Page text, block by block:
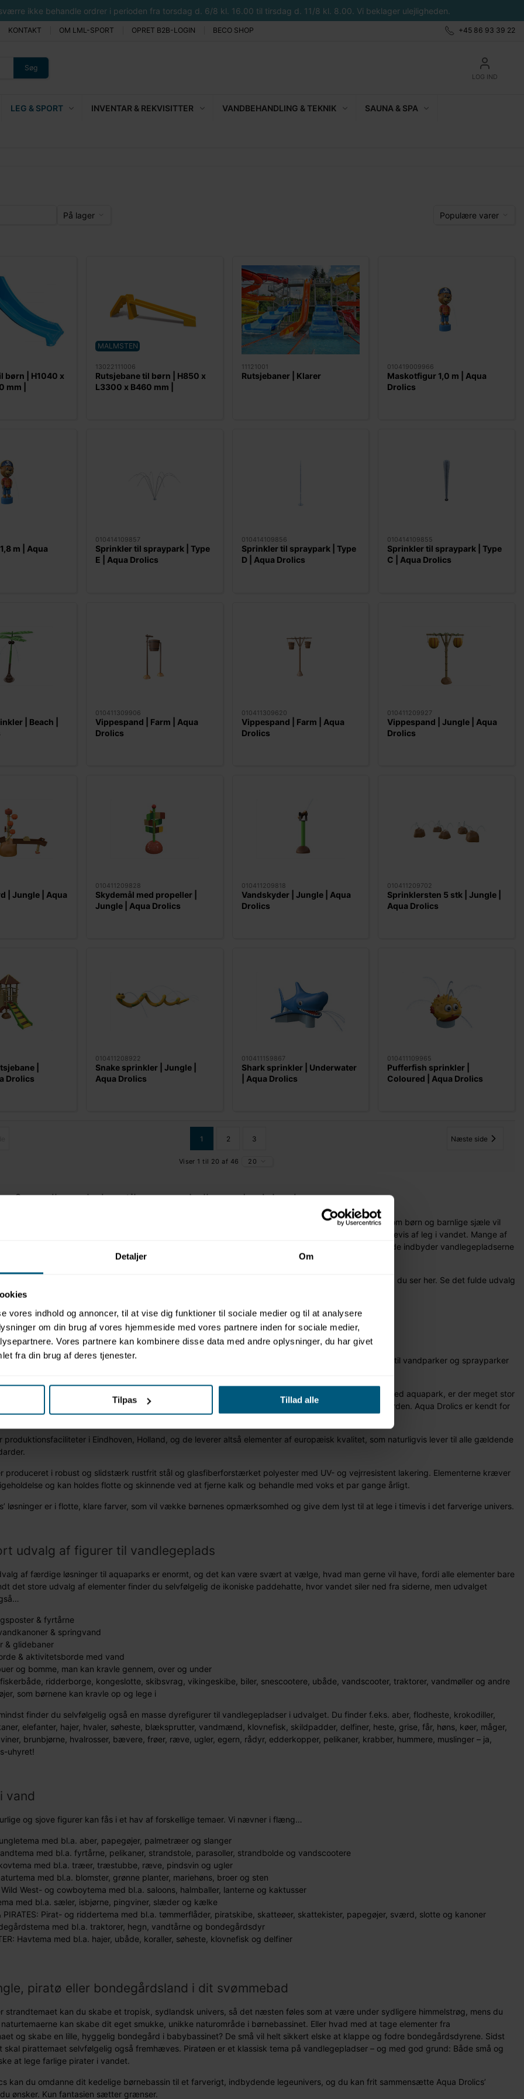
Detaljer Om
vores indhold og annoncer, til at vise dig funktioner til sociale medier og til at analysere
om din brug af vores hjemmeside med vores partnere inden for sociale medier,
Vores partnere kan kombinere disse data med andre oplysninger, du har givet
fra din brug af deres tjenester.
Tilpas Tillad alle
ikke behandle ordrer i perioden fra torsdag d. 6/8 kl. 16.00 til tirsdag d. 11/8 kl. 8.00. Vi beklager ulejligheden.
KONTAKT OM LML-SPORT OPRET B2B-LOGIN BECO SHOP +45 86 93 39 22
Søg
LOG IND
LEG & SPORT INVENTAR & REKVISITTER VANDBEHANDLING & TEKNIK SAUNA & SPA
På lager Populære varer
børn | H1040 x
mm |
MALMSTEN
13022111006
Rutsjebane til børn | H850 x
L3300 x B460 mm |
11121001
Rutsjebaner | Klarer
010419009966
Maskotfigur 1,0 m | Aqua
Drolics
m | Aqua
010414109857
Sprinkler til spraypark | Type
E | Aqua Drolics
010414109856
Sprinkler til spraypark | Type
D | Aqua Drolics
010414109855
Sprinkler til spraypark | Type
C | Aqua Drolics
| Beach |
010411309906
Vippespand | Farm | Aqua
Drolics
010411309620
Vippespand | Farm | Aqua
Drolics
010411209927
Vippespand | Jungle | Aqua
Drolics
| Jungle | Aqua
010411209828
Skydemål med propeller |
Jungle | Aqua Drolics
010411209818
Vandskyder | Jungle | Aqua
Drolics
010411209702
Sprinklersten 5 stk | Jungle |
Aqua Drolics
|
Drolics
010411208922
Snake sprinkler | Jungle |
Aqua Drolics
010411159867
Shark sprinkler | Underwater
| Aqua Drolics
010411109965
Pufferfish sprinkler |
Coloured | Aqua Drolics
1 2 3 Næste side
Viser 1 til 20 af 46 20
& vandlegepladser til svømmehaller og badelande
finder du et kæmpe udvalg af elementer og figurer til sprayparks, vandlegepladser og vandparker, som børn og barnlige sjæle vil
i. De mange sjove, søde og seje figurer omdanner dit babybassin til et legemekka og indbyder til timevis af leg i vandet. Mange af
sensorer eller knapper/hjul, som børnene kan røre ved og dermed aktivere vandsprøjtene. På den måde indbyder vandlegepladserne
vi udvalgt nogle af de bedstsælgende Aqua Drolics-elementer, men udvalget er langt større end hvad du ser her. Se det fulde udvalg
eller
– specialister i vandparker til børn
produceres af hollandskeAqua Drolics
, som er specialister i at udvikle og producere elementer til vandparker og sprayparker
har Aqua Drolics skabt finurlige og sjove vandlegepladser verden over, og hvis du har set en virkelig fed aquapark, er der meget stor
at det er Aqua Drolics, der står bag. Aqua Drolics har nemlig mere end 5.000 projekter over hele verden. Aqua Drolics er kendt for
på 300+ færdige løsninger og høj kvalitet.
produktionsfaciliteter i Eindhoven, Holland, og de leverer altså elementer af europæisk kvalitet, som naturligvis lever til alle gældende
produceret i robust og slidstærk rustfrit stål og glasfiberforstærket polyester med UV- og vejrresistent lakering. Elementerne kræver
og kan holdes flotte og skinnende ved at fjerne kalk og behandle med voks et par gange årligt.
løsninger er i flotte, klare farver, som vil vække børnenes opmærksomhed og give dem lyst til at lege i timevis i det farverige univers.
udvalg af figurer til vandlegeplads
af færdige løsninger til aquaparks er enormt, og det kan være svært at vælge, hvad man gerne vil have, fordi alle elementer bare
det store udvalg af elementer finder du selvfølgelig de ikoniske paddehatte, hvor vandet siler ned fra siderne, men udvalget
& fyrtårne
& springvand
& glidebaner
& aktivitetsborde med vand
og bomme, man kan kravle gennem, over og under
ridderborge, kongeslotte, skibsvrag, vikingeskibe, biler, snescootere, ubåde, vandscooter, traktorer, vandmøller og andre
som børnene kan kravle op og lege i
finder du selvfølgelig også en masse dyrefigurer til vandlegepladser i udvalget. Du finder f.eks. aber, flodheste, krokodiller,
elefanter, hajer, hvaler, søheste, blæksprutter, vandmænd, klovnefisk, skildpadder, delfiner, heste, grise, får, høns, køer, måger,
brunbjørne, hvalrosser, bævere, frøer, ræve, ugler, egern, rådyr, edderkopper, pelikaner, krabber, hummere, muslinger – ja,
uhyret!
vand
og sjove figurer kan fås i et hav af forskellige temaer. Vi nævner i flæng…
med bl.a. aber, papegøjer, palmetræer og slanger
med bl.a. fyrtårne, pelikaner, strandstole, parasoller, strandbolde og vandscootere
med bl.a. træer, træstubbe, ræve, pindsvin og ugler
med bl.a. blomster, grønne planter, mariehøns, broer og sten
Wild West- og cowboytema med bl.a. saloons, halmballer, lanterne og kaktusser
med bl.a. sæler, isbjørne, pingviner, slæder og kælke
PIRATES: Pirat- og riddertema med bl.a. tømmerflåder, piratskibe, skatteøer, skattekister, papegøjer, sværd, slotte og kanoner
med bl.a. traktorer, hegn, vandtårne og bondegårdsdyr
Havtema med bl.a. hajer, ubåde, koraller, søheste, klovnefisk og delfiner
piratø eller bondegårdsland i dit svømmebad
strandtemaet kan du skabe et tropisk, sydlandsk univers, så det næsten føles som at være under sydligere himmelstrøg, mens du
kan skabe dit eget smukke, unikke naturområde i børnebassinet. Eller hvad med at tage elementer fra
og skabe en lille, hyggelig bondegård i babybassinet? De små vil helt sikkert elske at klappe og fodre bondegårdsdyrene. Sidst
skal pirattemaet selvfølgelig også fremhæves. Piratøen er et klassisk tema på vandlegepladser – og med god grund: Både små og
at lege farlige pirater i vandet.
kan du omdanne dit kedelige børnebassin til et farverigt, indbydende legeunivers, og du kan frit sammensætte Aqua Drolics’
ønsker. Kun fantasien sætter grænser.